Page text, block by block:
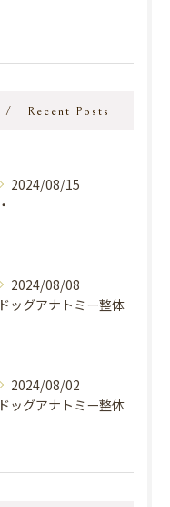
Recent Posts
2024/08/15
・
2024/08/08
ドッグアナトミー整体
2024/08/02
ドッグアナトミー整体